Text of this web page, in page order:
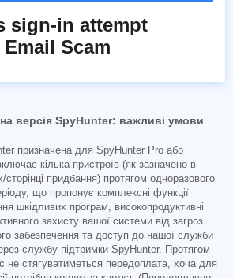
sign-in attempt
Scam
версія SpyHunter: важливі умови
призначена для SpyHunter Pro або
кілька пристроїв (як зазначено в
придбання) протягом одноразового
що пропонує комплексні функції
шкідливих програм, високопродуктивні
захисту вашої системи від загроз
забезпечення та доступ до нашої служби
службу підтримки SpyHunter. Протягом
не стягуватиметься передоплата, хоча для